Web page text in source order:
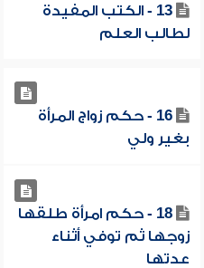
13 - الكتب المفيدة
لطالب العلم
16 - حكم زواج المرأة
بغير ولي
18 - حكم امرأة طلقها
زوجها ثم توفي أثناء
عدتها